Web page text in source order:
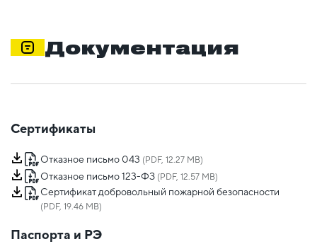
Документация
Сертификаты
Отказное письмо 043 (PDF, 12.27 MB)
Отказное письмо 123-ФЗ (PDF, 12.57 MB)
Сертификат добровольный пожарной безопасности
(PDF, 19.46 MB)
Паспорта и РЭ